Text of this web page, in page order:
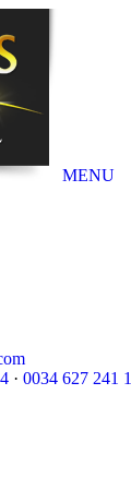
MENU
· 0034 627 241